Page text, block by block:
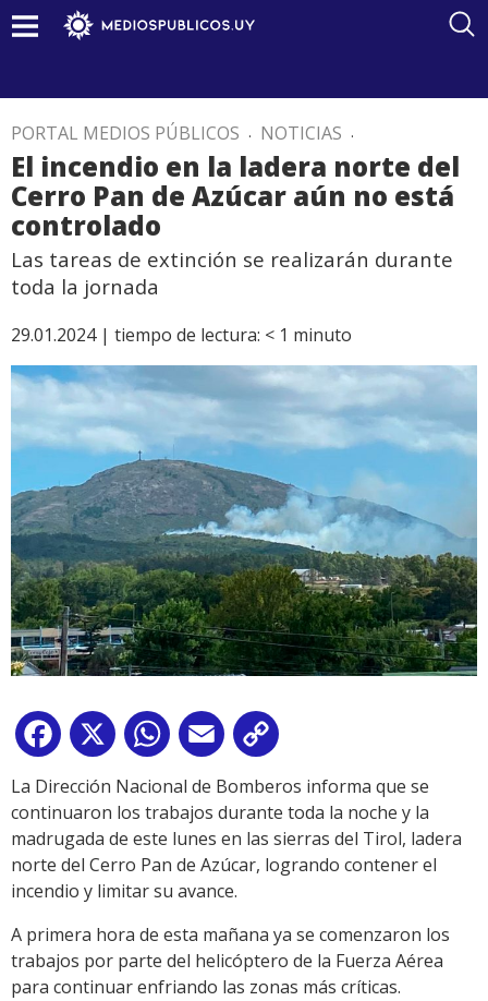
PORTAL MEDIOS PÚBLICOS . NOTICIAS .
El incendio en la ladera norte del
Cerro Pan de Azúcar aún no está
controlado
Las tareas de extinción se realizarán durante
toda la jornada
29.01.2024 | tiempo de lectura: < 1 minuto
Facebook
X WhatsApp
Email
Link
La Dirección Nacional de Bomberos informa que se
continuaron los trabajos durante toda la noche y la
madrugada de este lunes en las sierras del Tirol, ladera
norte del Cerro Pan de Azúcar, logrando contener el
incendio y limitar su avance.
A primera hora de esta mañana ya se comenzaron los
trabajos por parte del helicóptero de la Fuerza Aérea
para continuar enfriando las zonas más críticas.